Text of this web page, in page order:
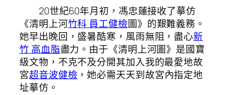
20世紀60年月初，馮忠蓮接收了摹仿
《清明上河竹科 員工健檢圖》的艱難義務。
她早出晚回，盛暑酷寒，風雨無阻，盡心新
竹 高血脂盡力。由于《清明上河圖》是國寶
級文物，不克不及分開其加入我的最愛地故
宮超音波健檢 ，她必需天天到故宮內指定地
址摹仿。